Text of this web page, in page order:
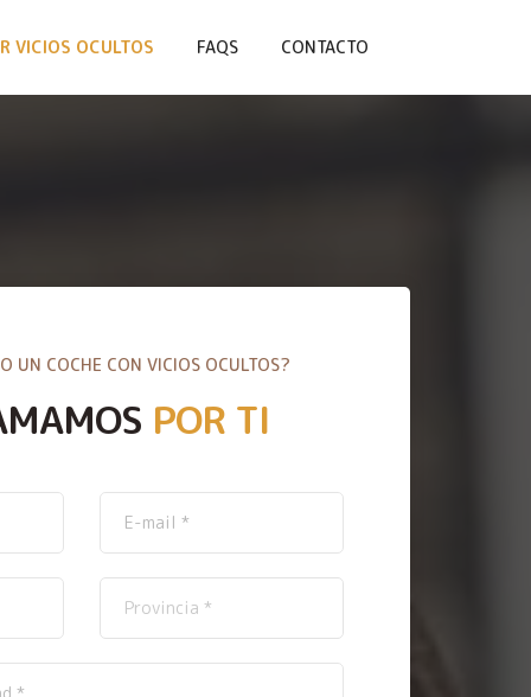
VICIOS OCULTOS FAQS CONTACTO
UN COCHE CON VICIOS OCULTOS?
POR TI